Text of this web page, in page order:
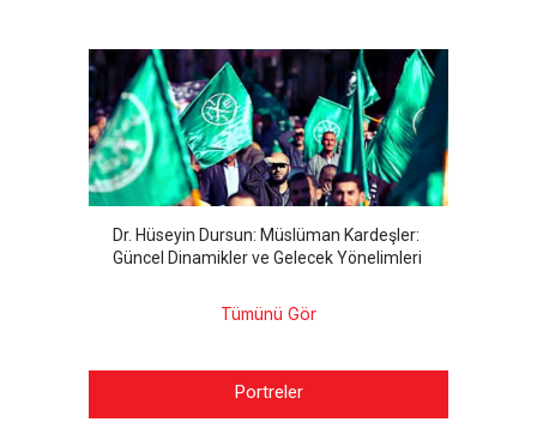
Dr. Hüseyin Dursun: Müslüman Kardeşler:
Güncel Dinamikler ve Gelecek Yönelimleri
Tümünü Gör
Portreler